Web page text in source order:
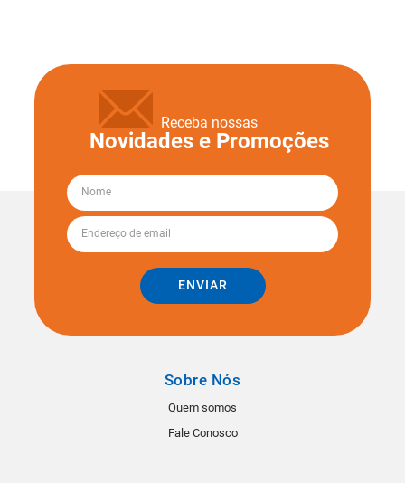
Receba nossas
Novidades e Promoções
ENVIAR
Sobre Nós
Quem somos
Fale Conosco